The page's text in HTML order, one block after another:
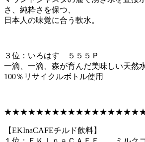
さ、純粋さを保つ、
日本人の味覚に合う軟水。
３位：いろはす ５５５Ｐ
一滴、一滴、森が育んだ美味しい天然
100％リサイクルボトル使用
【EKInaCAFEチルド飲料】